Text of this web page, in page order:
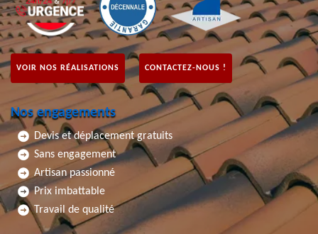
VOIR NOS RÉALISATIONS CONTACTEZ-NOUS !
Nos engagements
Devis et déplacement gratuits
Sans engagement
Artisan passionné
Prix imbattable
Travail de qualité